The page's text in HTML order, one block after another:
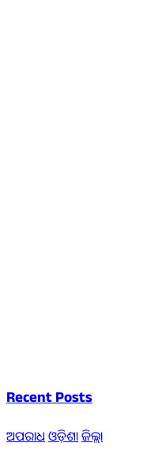
Recent Posts
ଅପରାଧ ଓଡ଼ିଶାଜିଲ୍ଲା